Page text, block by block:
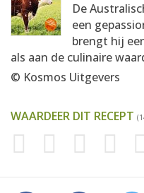
De
een
brengt hij
als aan de culinaire
© Kosmos Uitgevers
WAARDEER DIT RECEPT